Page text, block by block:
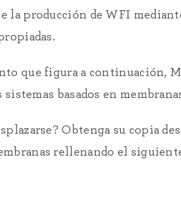
la producción de WFI
que figura a continuación,
sistemas basados en
Obtenga su copia
rellenando el